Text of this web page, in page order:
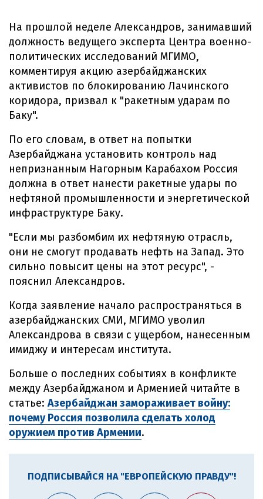
На прошлой неделе Александров, занимавший
должность ведущего эксперта Центра военно-
политических исследований МГИМО,
комментируя акцию азербайджанских
активистов по блокированию Лачинского
коридора, призвал к "ракетным ударам по
Баку".
По его словам, в ответ на попытки
Азербайджана установить контроль над
непризнанным Нагорным Карабахом Россия
должна в ответ нанести ракетные удары по
нефтяной промышленности и энергетической
инфраструктуре Баку.
"Если мы разбомбим их нефтяную отрасль,
они не смогут продавать нефть на Запад. Это
сильно повысит цены на этот ресурс", -
пояснил Александров.
Когда заявление начало распространяться в
азербайджанских СМИ, МГИМО уволил
Александрова в связи с ущербом, нанесенным
имиджу и интересам института.
Больше о последних событиях в конфликте
между Азербайджаном и Арменией читайте в
статье:Азербайджан замораживает войну:
почему Россия позволила сделать холод
оружием против Армении.
ПОДПИСЫВАЙСЯ НА "ЕВРОПЕЙСКУЮ ПРАВДУ"!